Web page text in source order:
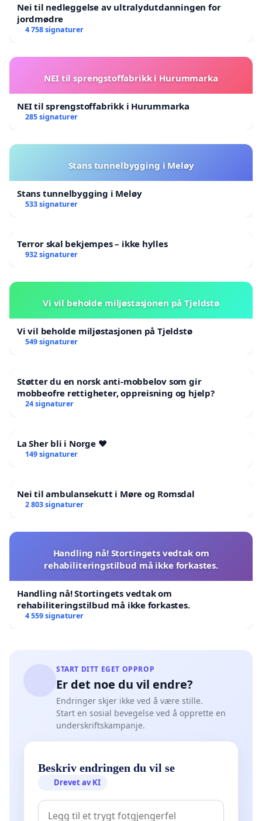
Nei til nedleggelse av ultralydutdanningen for
jordmødre
4 758 signaturer
NEI til sprengstoffabrikk i Hurummarka
NEI til sprengstoffabrikk i Hurummarka
285 signaturer
Stans tunnelbygging i Meløy
Stans tunnelbygging i Meløy
533 signaturer
Terror skal bekjempes – ikke hylles
932 signaturer
Vi vil beholde miljøstasjonen på Tjeldstø
Vi vil beholde miljøstasjonen på Tjeldstø
549 signaturer
Støtter du en norsk anti-mobbelov som gir
mobbeofre rettigheter, oppreisning og hjelp?
24 signaturer
La Sher bli i Norge ❤️
149 signaturer
Nei til ambulansekutt i Møre og Romsdal
2 803 signaturer
Handling nå! Stortingets vedtak om
rehabiliteringstilbud må ikke forkastes.
Handling nå! Stortingets vedtak om
rehabiliteringstilbud må ikke forkastes.
4 559 signaturer
START DITT EGET OPPROP
Er det noe du vil endre?
Endringer skjer ikke ved å være stille.
Start en sosial bevegelse ved å opprette en
underskriftskampanje.
Beskriv endringen du vil se
Drevet av KI